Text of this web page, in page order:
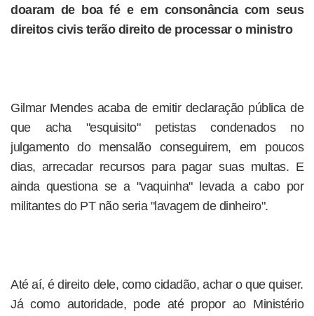
doaram de boa fé e em consonância com seus
direitos civis terão direito de processar o ministro
Gilmar Mendes acaba de emitir declaração pública de
que acha "esquisito" petistas condenados no
julgamento do mensalão conseguirem, em poucos
dias, arrecadar recursos para pagar suas multas. E
ainda questiona se a "vaquinha" levada a cabo por
militantes do PT não seria "lavagem de dinheiro".
Até aí, é direito dele, como cidadão, achar o que quiser.
Já como autoridade, pode até propor ao Ministério